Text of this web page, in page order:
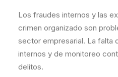
Los fraudes internos y las
crimen organizado son
sector empresarial. La falta
internos y de monitoreo
delitos.